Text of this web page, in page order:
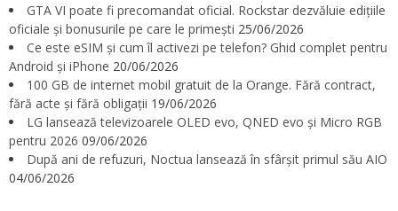
GTA VI poate fi precomandat oficial. Rockstar dezvăluie edițiile
oficiale și bonusurile pe care le primești 25/06/2026
Ce este eSIM și cum îl activezi pe telefon? Ghid complet pentru
Android și iPhone 20/06/2026
100 GB de internet mobil gratuit de la Orange. Fără contract,
fără acte și fără obligații 19/06/2026
LG lansează televizoarele OLED evo, QNED evo și Micro RGB
pentru 2026 09/06/2026
După ani de refuzuri, Noctua lansează în sfârșit primul său AIO
04/06/2026